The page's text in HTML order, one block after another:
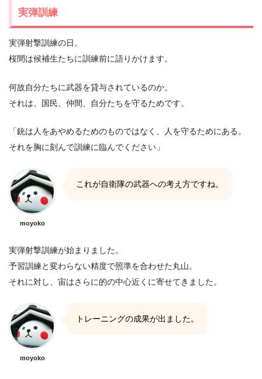
実弾訓練
実弾射撃訓練の日。
桜間は候補生たちに訓練前に語りかけます。
何故自分たちに武器を貸与されているのか。
それは、国民、仲間、自分たちを守るためです。
「銃は人をあやめるためのものではなく、人を守るためにある。
それを胸に刻んで訓練に臨んでください」
moyoko
これが自衛隊の武器への考え方ですね。
実弾射撃訓練が始まりました。
予習訓練と変わらない精度で照準を合わせた丸山。
それに対し、宙はさらに的の中心近くに寄せてきました。
moyoko
トレーニングの成果が出ました。